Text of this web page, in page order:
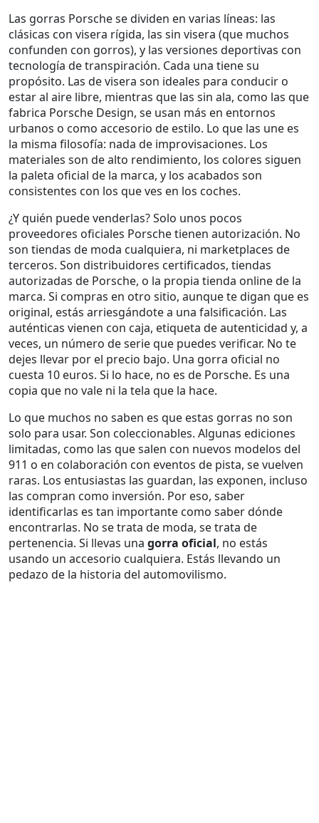
Las gorras Porschese dividen en varias líneas: las
clásicas con visera rígida, las sin visera (que muchos
confunden con gorros), y las versiones deportivas con
tecnología de transpiración. Cada una tiene su
propósito. Las de visera son ideales para conducir o
estar al aire libre, mientras que las sin ala, como las que
fabrica Porsche Design, se usan más en entornos
urbanos o como accesorio de estilo. Lo que las une es
la misma filosofía: nada de improvisaciones. Los
materiales son de alto rendimiento, los colores siguen
la paleta oficial de la marca, y los acabados son
consistentes con los que ves en los coches.
¿Y quién puede venderlas? Solo unos pocos
proveedores oficiales Porschetienen autorización. No
son tiendas de moda cualquiera, ni marketplaces de
terceros. Son distribuidores certificados, tiendas
autorizadas de Porsche, o la propia tienda online de la
marca. Si compras en otro sitio, aunque te digan que es
original, estás arriesgándote a una falsificación. Las
auténticas vienen con caja, etiqueta de autenticidad y, a
veces, un número de serie que puedes verificar. No te
dejes llevar por el precio bajo. Una gorra oficial no
cuesta 10 euros. Si lo hace, no es de Porsche. Es una
copia que no vale ni la tela que la hace.
Lo que muchos no saben es que estas gorras no son
solo para usar. Son coleccionables. Algunas ediciones
limitadas, como las que salen con nuevos modelos del
911 o en colaboración con eventos de pista, se vuelven
raras. Los entusiastas las guardan, las exponen, incluso
las compran como inversión. Por eso, saber
identificarlas es tan importante como saber dónde
encontrarlas. No se trata de moda, se trata de
pertenencia. Si llevas una gorra oficial, no estás
usando un accesorio cualquiera. Estás llevando un
pedazo de la historia del automovilismo.